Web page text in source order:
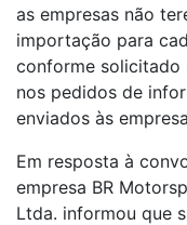
as empresas não
importação para
conforme
nos pedidos de
enviados às
Em resposta à
empresa BR
Ltda. informou que